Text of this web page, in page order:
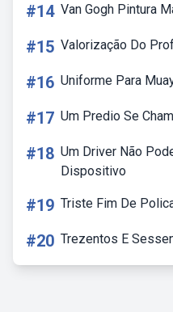
#14 Van Gogh Pintura
#15 Valorização Do
#16 Uniforme Para
#17 Um Predio Se
#18 Um Driver Não
Dispositivo
#19 Triste Fim De
#20 Trezentos E